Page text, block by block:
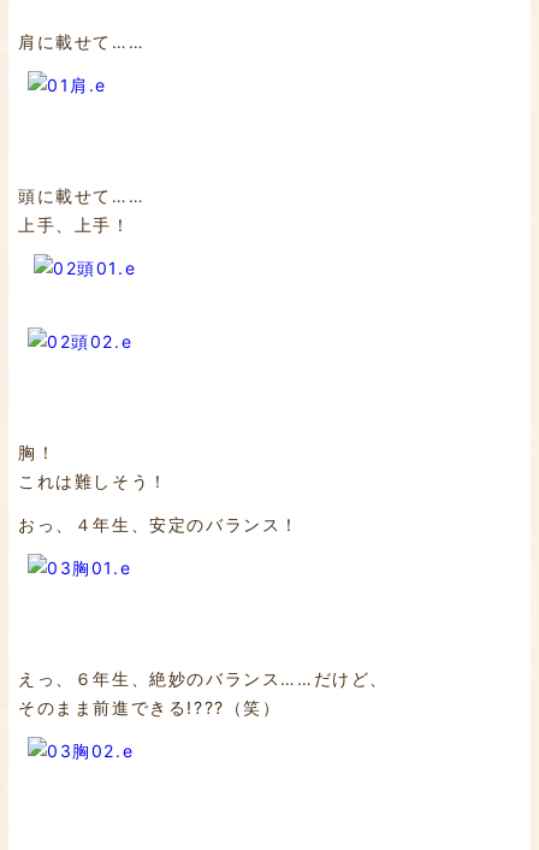
肩に載せて……
頭に載せて……
上手、上手！
胸！
これは難しそう！
おっ、４年生、安定のバランス！
えっ、６年生、絶妙のバランス……だけど、
そのまま前進できる!???（笑）